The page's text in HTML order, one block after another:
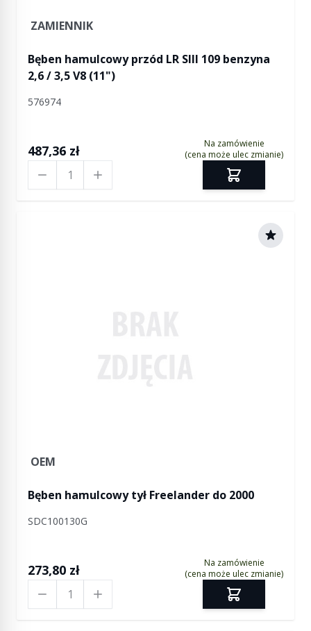
ZAMIENNIK
Bęben hamulcowy przód LR SIII 109 benzyna
2,6 / 3,5 V8 (11")
576974
487,36 zł
Na zamówienie
(cena może ulec zmianie)
OEM
Bęben hamulcowy tył Freelander do 2000
SDC100130G
273,80 zł
Na zamówienie
(cena może ulec zmianie)